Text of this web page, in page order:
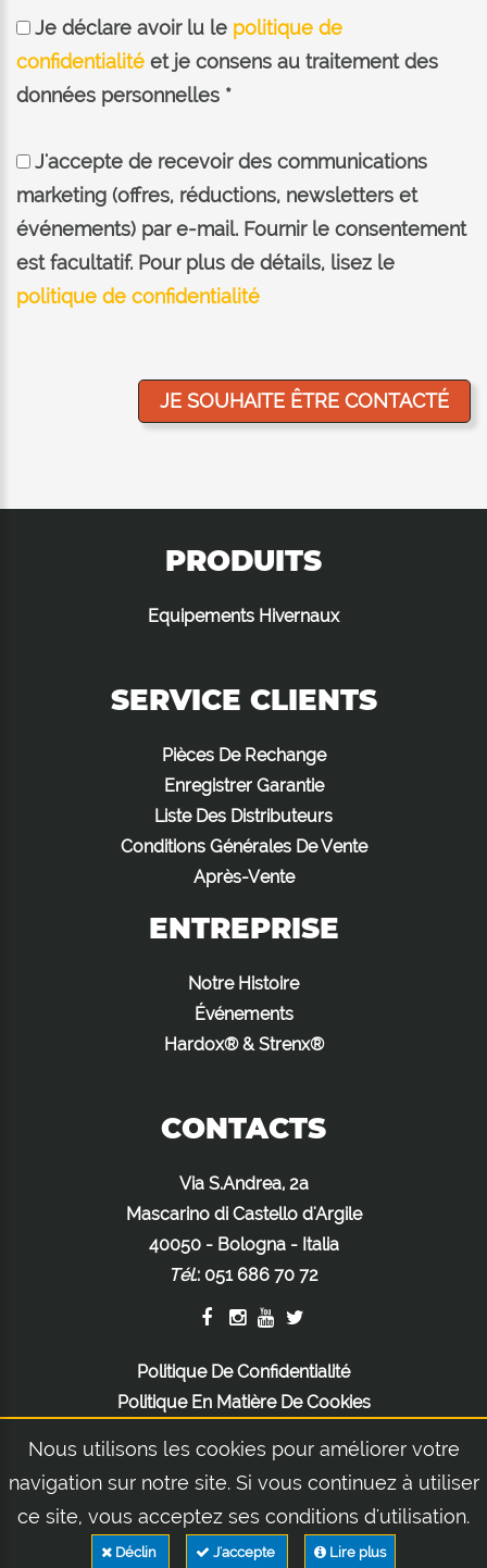
Je déclare avoir lu le politique de
confidentialité et je consens au traitement des
données personnelles *
J'accepte de recevoir des communications
marketing (offres, réductions, newsletters et
événements) par e-mail. Fournir le consentement
est facultatif. Pour plus de détails, lisez le
politique de confidentialité
PRODUITS
Equipements Hivernaux
SERVICE CLIENTS
Pièces De Rechange
Enregistrer Garantie
Liste Des Distributeurs
Conditions Générales De Vente
Après-Vente
ENTREPRISE
Notre Histoire
Événements
Hardox® & Strenx®
CONTACTS
Via S.Andrea, 2a
Mascarino di Castello d'Argile
40050 - Bologna - Italia
Tél.: 051 686 70 72
Politique De Confidentialité
Politique En Matière De Cookies
© 2026 Assaloni Professional | Via S.Andrea, 2a - Mascarino di Castello d'Argile
40050 - Bologna - Italia | Tél.: +39 051 686 70 72 - Fax: +39 051 686 71 04 | REA,
Numéro de TVA, Code fiscal: IT03049991205 | SDI: A4707H7
Nous utilisons les cookies pour améliorer votre
navigation sur notre site. Si vous continuez à utiliser
ce site, vous acceptez ses conditions d'utilisation.
Déclin J'accepte Lire plus